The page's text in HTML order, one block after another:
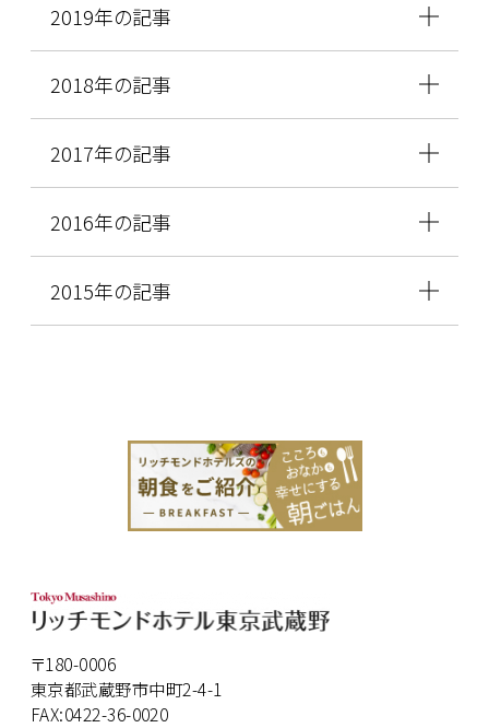
2019年の記事
2018年の記事
2017年の記事
2016年の記事
2015年の記事
〒180-0006
東京都武蔵野市中町2-4-1
FAX:0422-36-0020